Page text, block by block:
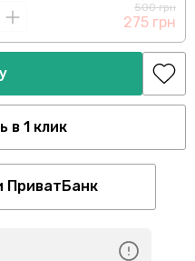
500 грн
275 грн
в 1 клик
ПриватБанк